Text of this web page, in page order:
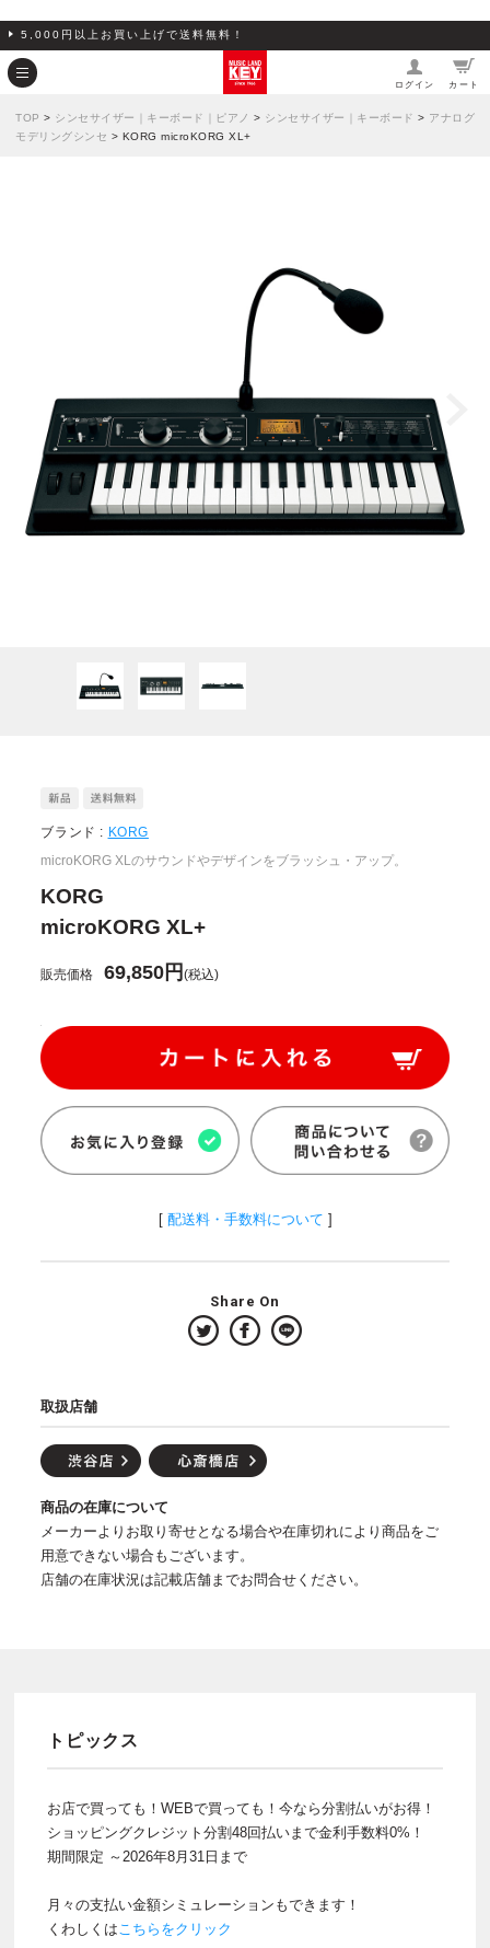
5,000円以上お買い上げで送料無料！
ログイン カート
TOP > シンセサイザー｜キーボード｜ピアノ > シンセサイザー｜キーボード > アナログ
モデリングシンセ > KORG microKORG XL+
ブランド : KORG
microKORG XLのサウンドやデザインをブラッシュ・アップ。
KORG
microKORG XL+
販売価格 69,850円(税込)
[ 配送料・手数料について ]
Share On
取扱店舗
商品の在庫について
メーカーよりお取り寄せとなる場合や在庫切れにより商品をご
用意できない場合もございます。
店舗の在庫状況は記載店舗までお問合せください。
トピックス
お店で買っても！WEBで買っても！今なら分割払いがお得！
ショッピングクレジット分割48回払いまで金利手数料0%！
期間限定 ～2026年8月31日まで
月々の支払い金額シミュレーションもできます！
くわしくはこちらをクリック